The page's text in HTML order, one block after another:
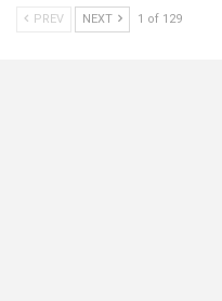
PREV NEXT 1 of 129